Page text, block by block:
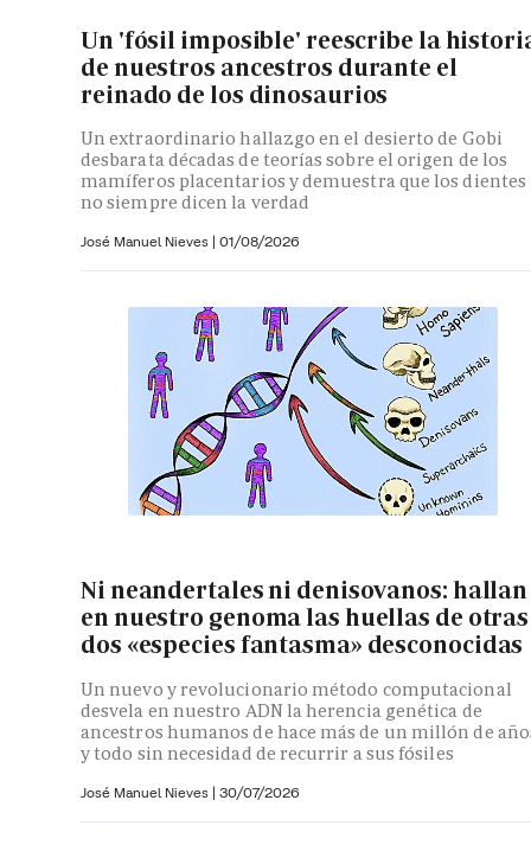
Un 'fósil imposible' reescribe la
de nuestros ancestros durante el
reinado de los dinosaurios
Un extraordinario hallazgo en el desierto de Gobi
desbarata décadas de teorías sobre el origen de los
mamíferos placentarios y demuestra que los dientes
no siempre dicen la verdad
José Manuel Nieves | 01/08/2026
Ni neandertales ni denisovanos: hallan
en nuestro genoma las huellas de otras
dos «especies fantasma» desconocidas
Un nuevo y revolucionario método computacional
desvela en nuestro ADN la herencia genética de
ancestros humanos de hace más de un millón de
y todo sin necesidad de recurrir a sus fósiles
José Manuel Nieves | 30/07/2026